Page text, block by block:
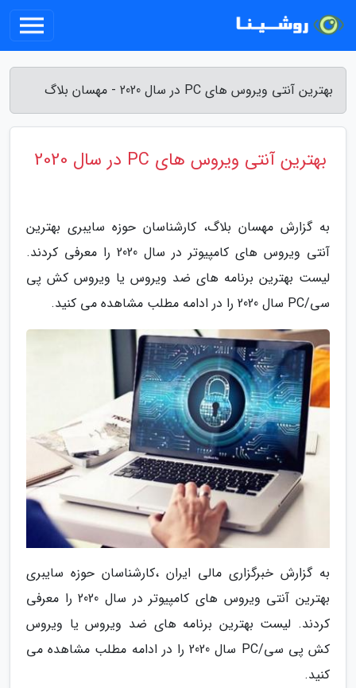
بهترین آنتی ویروس های PC در سال 2020 - مهسان بلاگ
بهترین آنتی ویروس های PC در سال 2020
به گزارش مهسان بلاگ، کارشناسان حوزه سایبری بهترین
آنتی ویروس های کامپیوتر در سال 2020 را معرفی کردند.
لیست بهترین برنامه های ضد ویروس یا ویروس کش پی
سی/PC سال 2020 را در ادامه مطلب مشاهده می کنید.
به گزارش خبرگزاری مالی ایران ،کارشناسان حوزه سایبری
بهترین آنتی ویروس های کامپیوتر در سال 2020 را معرفی
کردند. لیست بهترین برنامه های ضد ویروس یا ویروس
کش پی سی/PC سال 2020 را در ادامه مطلب مشاهده می
کنید.